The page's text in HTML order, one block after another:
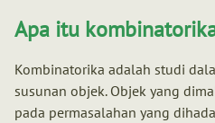
Apa itu
Kombinatorika adalah studi
susunan objek. Objek yang
pada permasalahan yang